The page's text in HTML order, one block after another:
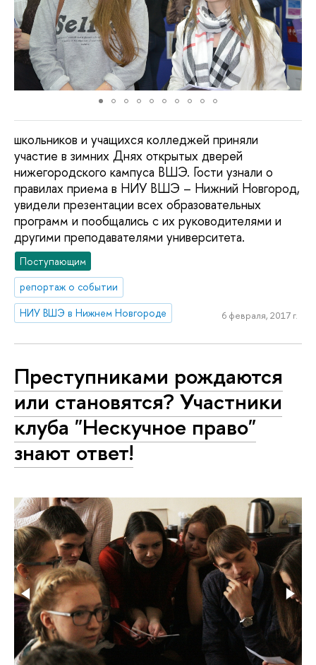
школьников и учащихся колледжей приняли
участие в зимних Днях открытых дверей
нижегородского кампуса ВШЭ. Гости узнали о
правилах приема в НИУ ВШЭ – Нижний Новгород,
увидели презентации всех образовательных
программ и пообщались с их руководителями и
другими преподавателями университета.
Поступающим
репортаж о событии
НИУ ВШЭ в Нижнем Новгороде
6 февраля, 2017 г.
Преступниками рождаются
или становятся? Участники
клуба "Нескучное право"
знают ответ!